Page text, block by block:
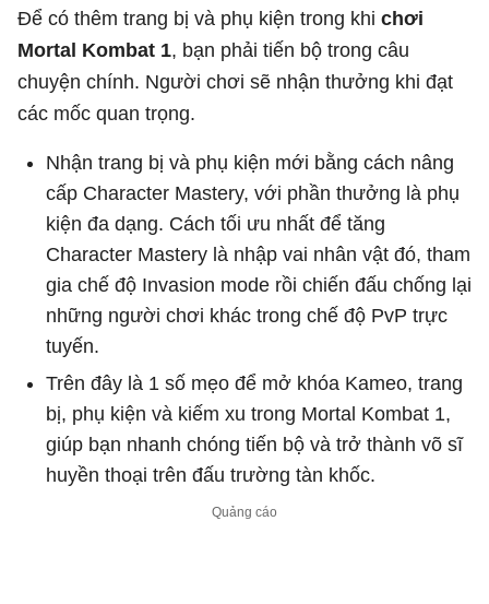
Để có thêm trang bị và phụ kiện trong khi chơi
Mortal Kombat 1, bạn phải tiến bộ trong câu
chuyện chính. Người chơi sẽ nhận thưởng khi đạt
các mốc quan trọng.
Nhận trang bị và phụ kiện mới bằng cách nâng
cấp Character Mastery, với phần thưởng là phụ
kiện đa dạng. Cách tối ưu nhất để tăng
Character Mastery là nhập vai nhân vật đó, tham
gia chế độ Invasion mode rồi chiến đấu chống lại
những người chơi khác trong chế độ PvP trực
tuyến.
Trên đây là 1 số mẹo để mở khóa Kameo, trang
bị, phụ kiện và kiếm xu trong Mortal Kombat 1,
giúp bạn nhanh chóng tiến bộ và trở thành võ sĩ
huyền thoại trên đấu trường tàn khốc.